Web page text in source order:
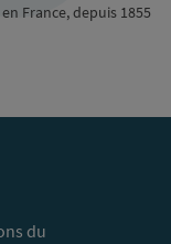
France, depuis 1855
du